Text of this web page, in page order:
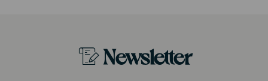
Newsletter